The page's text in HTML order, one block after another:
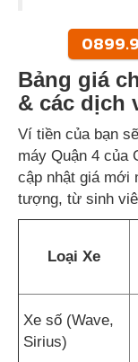
Bảng giá
& các dịch
Ví tiền của bạn
máy Quận 4 của
cập nhật giá mới
tượng, từ sinh
Loại Xe
Xe số (Wave,
Sirius)